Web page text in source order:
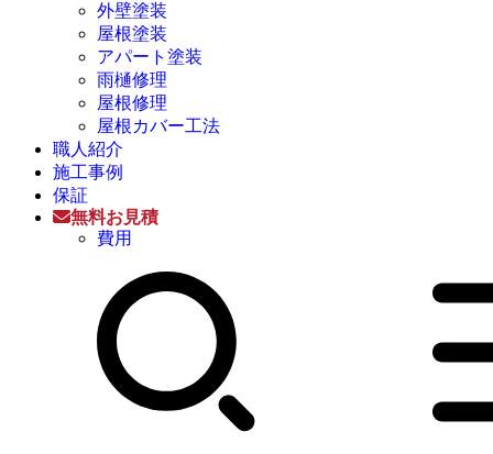
外壁塗装
屋根塗装
アパート塗装
雨樋修理
屋根修理
屋根カバー工法
職人紹介
施工事例
保証
無料お見積
費用